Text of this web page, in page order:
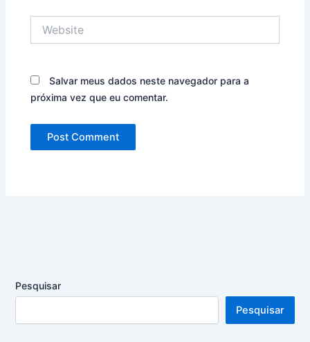
Salvar meus dados neste navegador para a
próxima vez que eu comentar.
Pesquisar
Pesquisar